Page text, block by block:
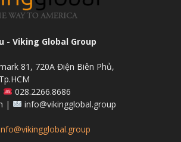
- Viking Global Group
81, 720A Điện Biên Phủ,
028.2266.8686
|
info@vikingglobal.group